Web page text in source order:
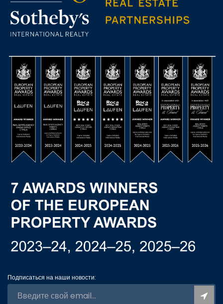
Подписаться на наши новости: